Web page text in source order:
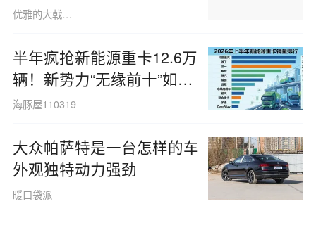
优雅的大戟草1458
半年疯抢新能源重卡12.6万
辆！新势力“无缘前十”如何
破局？
海豚屋110319
大众帕萨特是一台怎样的车
外观独特动力强劲
暖口袋派